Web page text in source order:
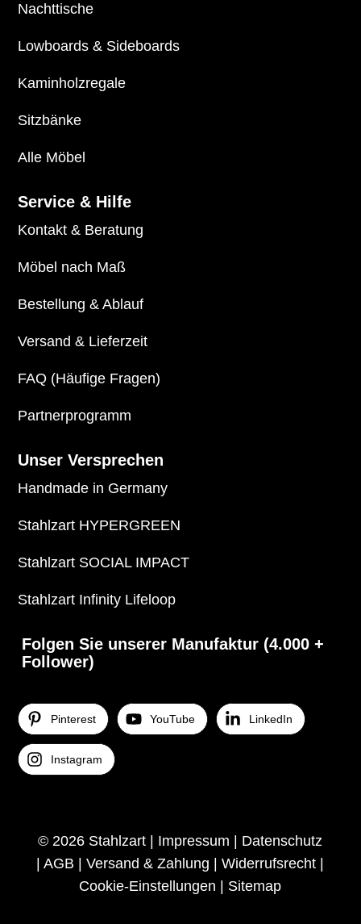
Nachttische
Lowboards & Sideboards
Kaminholzregale
Sitzbänke
Alle Möbel
Service & Hilfe
Kontakt & Beratung
Möbel nach Maß
Bestellung & Ablauf
Versand & Lieferzeit
FAQ (Häufige Fragen)
Partnerprogramm
Unser Versprechen
Handmade in Germany
Stahlzart HYPERGREEN
Stahlzart SOCIAL IMPACT
Stahlzart Infinity Lifeloop
Folgen Sie unserer Manufaktur (4.000 +
Follower)
Pinterest YouTube LinkedIn
Instagram
© 2026 Stahlzart | Impressum
Datenschutz
|AGB |Versand & Zahlung |Widerrufsrecht
Cookie-Einstellungen
Sitemap